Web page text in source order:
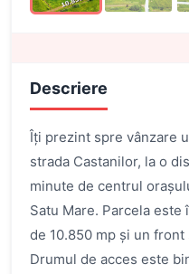
Descriere
Îți prezint spre vânzare
strada Castanilor, la o
minute de centrul
Satu Mare. Parcela
de 10.850 mp și un
Drumul de acces este